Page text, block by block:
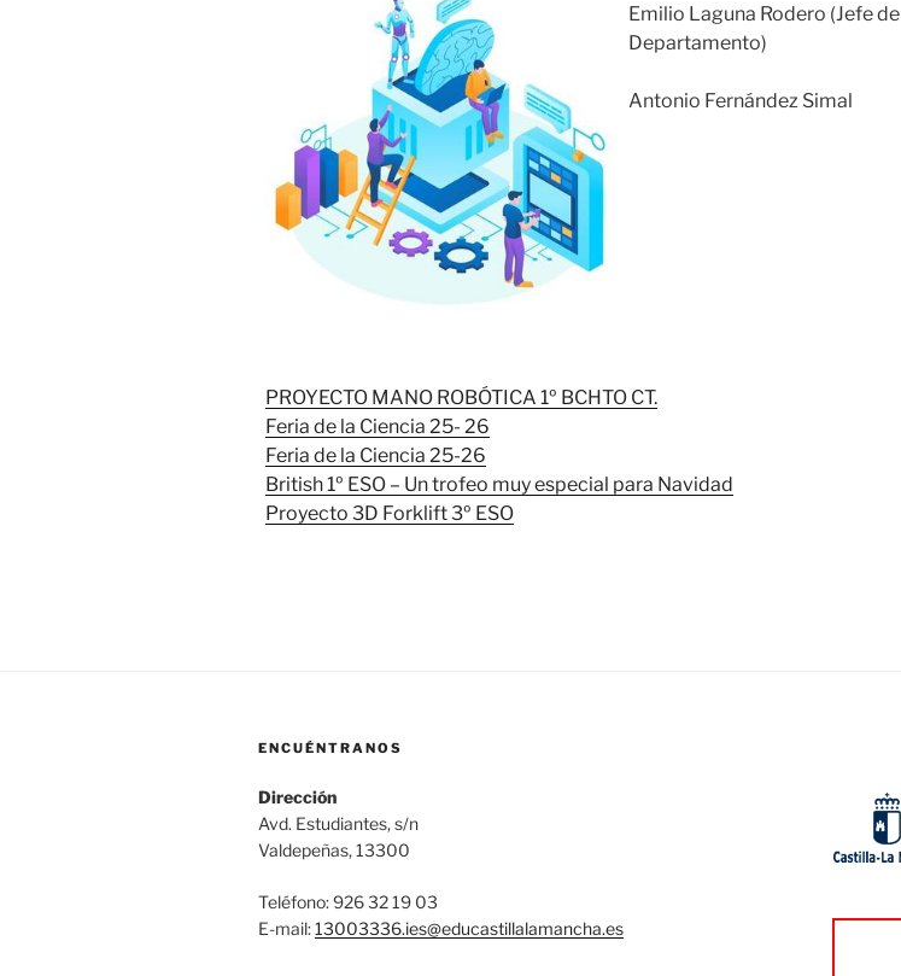
Emilio Laguna Rodero (Jefe de
Departamento)
Antonio Fernández Simal
PROYECTO MANO ROBÓTICA 1º BCHTO CT.
Feria de la Ciencia 25- 26
Feria de la Ciencia 25-26
British 1º ESO – Un trofeo muy especial para Navidad
Proyecto 3D Forklift 3º ESO
ENCUÉNTRANOS
Dirección
Avd. Estudiantes, s/n
Valdepeñas, 13300
Teléfono: 926 32 19 03
E-mail:13003336.ies@educastillalamancha.es